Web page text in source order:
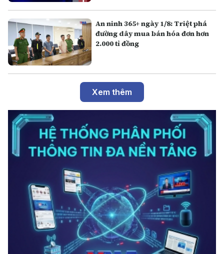
An ninh 365+ ngày 1/8: Triệt phá
đường dây mua bán hóa đơn hơn
2.000 tỉ đồng
Xem thêm